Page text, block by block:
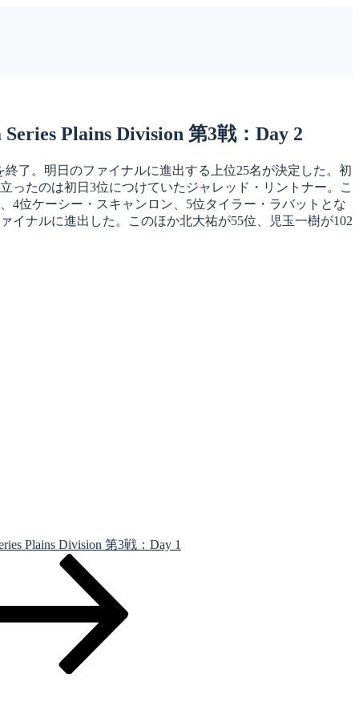
Plains Division 第3戦：Day 2
了。明日のファイナルに進出する上位25名が決定した。初
ったのは初日3位につけていたジャレッド・リントナー。こ
4位ケーシー・スキャンロン、5位タイラー・ラバットとな
イナルに進出した。このほか北大祐が55位、児玉一樹が102
Plains Division 第3戦：Day 1